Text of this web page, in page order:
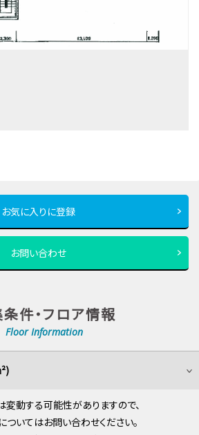
お気に入りに登録
お問い合わせ
件・フロア情報
Floor Information
動する可能性がありますので、
ついてはお問い合わせください。